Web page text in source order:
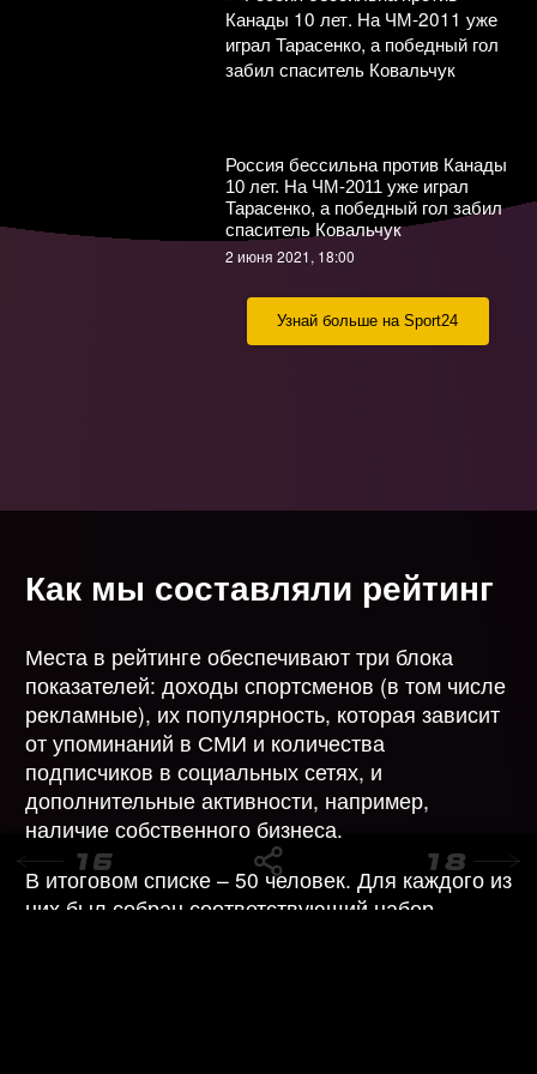
Россия бессильна против Канады
10 лет. На ЧМ-2011 уже играл
Тарасенко, а победный гол забил
спаситель Ковальчук
2 июня 2021, 18:00
Узнай больше на Sport24
Во вратаря «Крыльев» швыряли
13 мая 2021, 10:00
на главную
Как мы составляли рейтинг
Места в рейтинге обеспечивают три блока
показателей: доходы спортсменов (в том числе
рекламные), их популярность, которая зависит
от упоминаний в СМИ и количества
подписчиков в социальных сетях, и
дополнительные активности, например,
наличие собственного бизнеса.
В итоговом списке – 50 человек. Для каждого из
них был собран соответствующий набор